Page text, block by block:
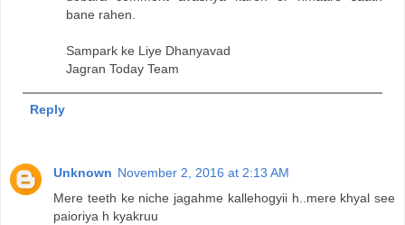
bane rahen.
Sampark ke Liye Dhanyavad
Jagran Today Team
Reply
Unknown November 2, 2016 at 2:13 AM
Mere teeth ke niche jagahme kallehogyii h..mere khyal see
paioriya h kyakruu